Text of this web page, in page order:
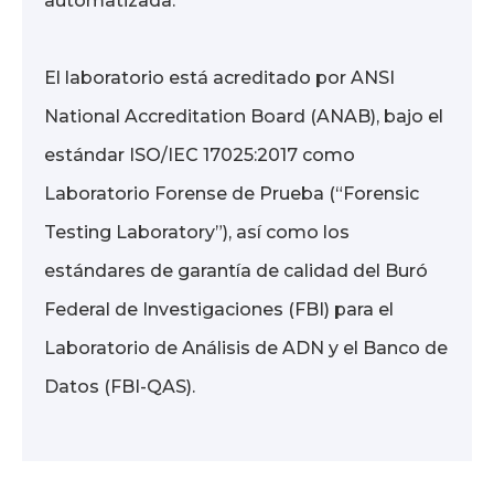
El laboratorio está acreditado por ANSI
National Accreditation Board (ANAB), bajo el
estándar ISO/IEC 17025:2017 como
Laboratorio Forense de Prueba (“Forensic
Testing Laboratory”), así como los
estándares de garantía de calidad del Buró
Federal de Investigaciones (FBI) para el
Laboratorio de Análisis de ADN y el Banco de
Datos (FBI-QAS).